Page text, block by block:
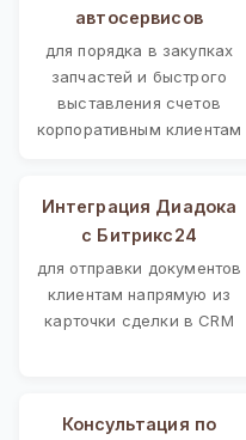
автосервисов
для порядка в закупках
запчастей и быстрого
выставления счетов
корпоративным клиентам
Интеграция Диадока
с Битрикс24
для отправки документов
клиентам напрямую из
карточки сделки в CRM
Консультация по